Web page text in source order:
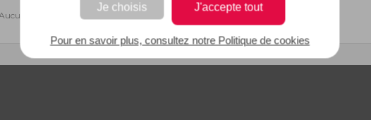
Je choisis J'accepte tout
Pour en savoir plus, consultez notre Politique de cookies
Aucune description.